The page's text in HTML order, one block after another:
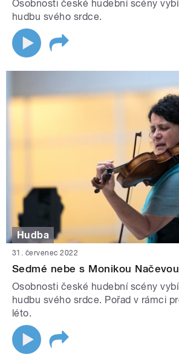
Osobnosti české hudební scény
hudbu svého srdce.
Hudba
31. červenec 2022
Sedmé nebe s Monikou
Osobnosti české hudební scény
hudbu svého srdce. Pořad v rámci
léto.